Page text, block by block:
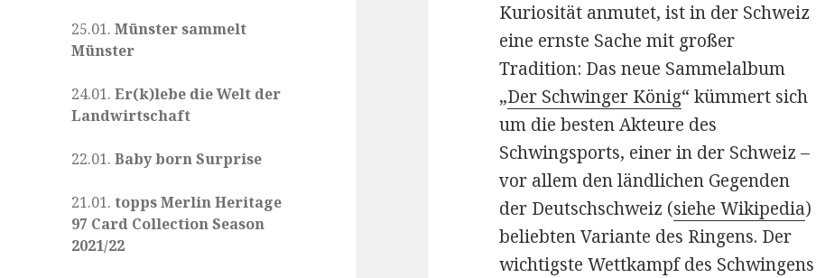
25.01.Münster sammelt
Münster
24.01.Er(k)lebe die Welt der
Landwirtschaft
22.01.Baby born Surprise
21.01.topps Merlin Heritage
97 Card Collection Season
2021/22
Kuriosität anmutet, ist in der Schweiz
eine ernste Sache mit großer
Tradition: Das neue Sammelalbum
„Der Schwinger König“ kümmert sich
um die besten Akteure des
Schwingsports, einer in der Schweiz –
vor allem den ländlichen Gegenden
der Deutschschweiz (siehe Wikipedia)
beliebten Variante des Ringens. Der
wichtigste Wettkampf des Schwingens